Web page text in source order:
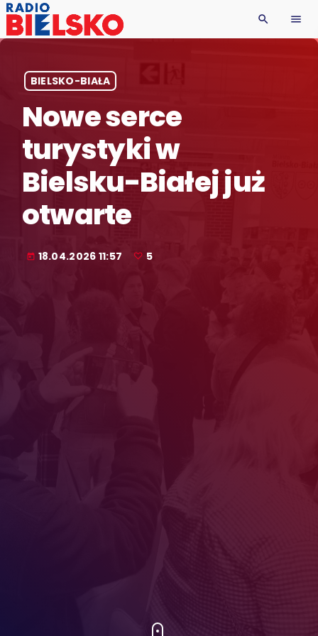
search menu
BIELSKO-BIAŁA
Nowe serce
turystyki w
Bielsku-Białej już
otwarte
today 18.04.2026 11:57 5